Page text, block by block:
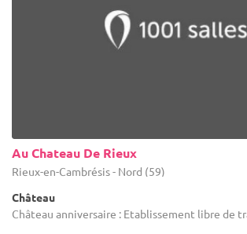
Au Chateau De Rieux
Rieux-en-Cambrésis - Nord (59)
Château
Château anniversaire : Etablissement libre de